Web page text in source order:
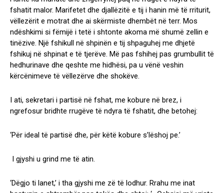
fshatit malor. Marifetet dhe djallëzitë e tij i hanin më të rriturit,
vëllezërit e motrat dhe ai skërmiste dhembët në terr. Mos
ndëshkimi si fëmijë i tetë i shtonte akoma më shumë zellin e
tinëzive. Një fshikull në shpinën e tij shpaguhej me dhjetë
fshikuj në shpinat e të tjerëve. Më pas fshihej pas grumbullit të
hedhurinave dhe qeshte me hidhësi, pa u vënë veshin
kërcënimeve të vëllezërve dhe shokëve.
I ati, sekretari i partisë në fshat, me kobure në brez, i
ngrefosur bridhte rrugëve të ndyra të fshatit, dhe betohej:
‘Për ideal të partisë dhe, për këtë kobure s’lëshoj pe.’
I gjyshi u grind me të atin.
‘Dëgjo ti lanet,’ i tha gjyshi me zë të lodhur. Rrahu me inat